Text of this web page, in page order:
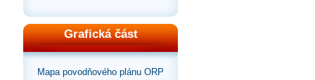
Grafická část
Mapa povodňového plánu ORP